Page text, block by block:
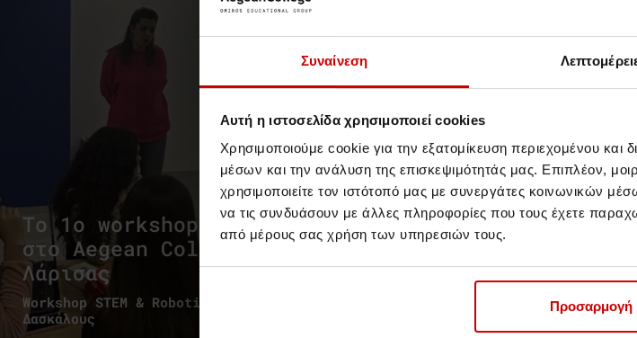
Συναίνεση
Αυτή η ιστοσελίδα χρησιμοποιεί cookies
Χρησιμοποιούμε cookie για την εξατομίκευση περιεχομένου και
μέσων και την ανάλυση της επισκεψιμότητάς μας. Επιπλέον,
χρησιμοποιείτε τον ιστότοπό μας με συνεργάτες κοινωνικών
να τις συνδυάσουν με άλλες πληροφορίες που τους έχετε
από μέρους σας χρήση των υπηρεσιών τους.
Προσαρμογή
Το 1ο workshop Ρομποτικής
στο Aegean College
Λάρισας
Workshop STEM & Robotics για Νηπιαγωγούς και
Δασκάλους
10-18 Σεπτεμβρίου 2022 //
Συμμετέχουμε
Διεθνή Έκθεση
Θεσσαλονίκης
Επισκεφθείτε μας στο
Συνεδριακό Κέντρο